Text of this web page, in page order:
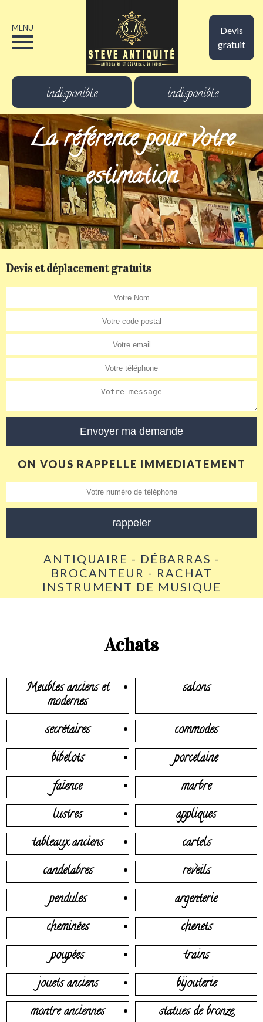
Devis
gratuit
MENU
indisponible indisponible
La référence pour votre
estimation
Devis et déplacement gratuits
ON VOUS RAPPELLE IMMEDIATEMENT
ANTIQUAIRE - DÉBARRAS -
BROCANTEUR - RACHAT
INSTRUMENT DE MUSIQUE
Achats
Meubles anciens et
modernes
salons
secrétaires
commodes
bibelots
porcelaine
faïence
marbre
lustres
appliques
tableaux anciens
cartels
candelabres
reveils
pendules
argenterie
cheminées
chenets
poupées
trains
jouets anciens
bijouterie
montre anciennes
statues de bronze